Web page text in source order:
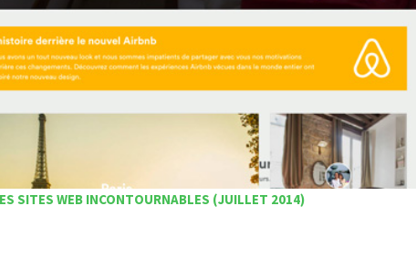
SITES WEB INCONTOURNABLES (JUILLET 2014)